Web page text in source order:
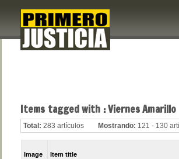
Items tagged with : Viernes Amarillo
Total: 283 artículos Mostrando: 121 - 130
Image Item title